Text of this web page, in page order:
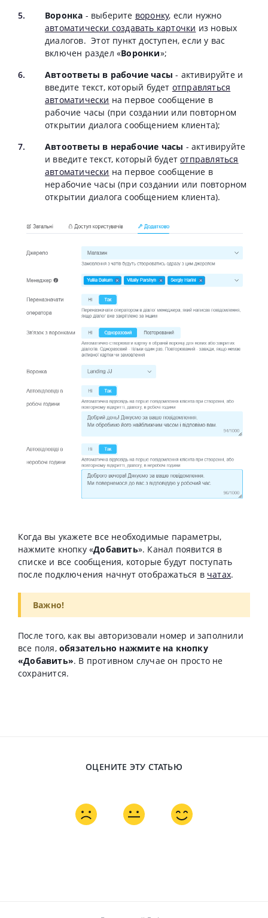
Воронка - выберите воронку, если нужно
автоматически создавать карточки из новых
диалогов. Этот пункт доступен, если у вас
включен раздел «Воронки»;
Автоответы в рабочие часы - активируйте и
введите текст, который будет отправляться
автоматически на первое сообщение в
рабочие часы (при создании или повторном
открытии диалога сообщением клиента);
Автоответы в нерабочие часы - активируйте
и введите текст, который будетотправляться
автоматически на первое сообщение в
нерабочие часы (при создании или повторном
открытии диалога сообщением клиента).
Когда вы укажете все необходимые параметры,
нажмите кнопку «Добавить». Канал появится в
списке и все сообщения, которые будут поступать
после подключения начнут отображаться в чатах.
Важно!
После того, как вы авторизовали номер и заполнили
все поля, обязательно нажмите на кнопку
«Добавить». В противном случае он просто не
сохранится.
ОЦЕНИТЕ ЭТУ СТАТЬЮ